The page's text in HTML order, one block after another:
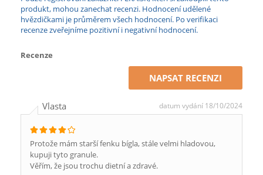
produkt, mohou zanechat recenzi. Hodnocení udělené
hvězdičkami je průměrem všech hodnocení. Po verifikaci
recenze zveřejníme pozitivní i negativní hodnocení.
Recenze
NAPSAT RECENZI
Vlasta datum vydání 18/10/2024
Protože mám starší fenku bígla, stále velmi hladovou,
kupuji tyto granule.
Věřím, že jsou trochu dietní a zdravé.